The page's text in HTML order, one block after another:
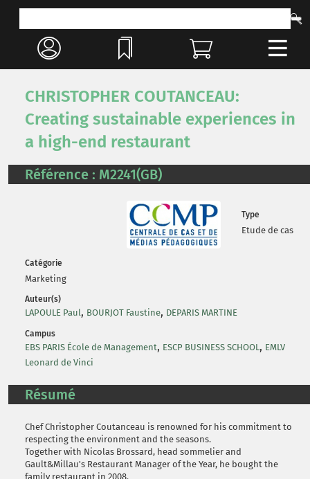
CHRISTOPHER COUTANCEAU:
Creating sustainable experiences in
a high-end restaurant
Référence : M2241(GB)
Type
Etude de cas
Catégorie
Marketing
Auteur(s)
LAPOULE Paul, BOURJOT Faustine, DEPARIS MARTINE
Campus
EBS PARIS École de Management, ESCP BUSINESS SCHOOL, EMLV
Leonard de Vinci
Résumé
Chef Christopher Coutanceau is renowned for his commitment to
respecting the environment and the seasons.
Together with Nicolas Brossard, head sommelier and
Gault&Millau's Restaurant Manager of the Year, he bought the
family restaurant in 2008.